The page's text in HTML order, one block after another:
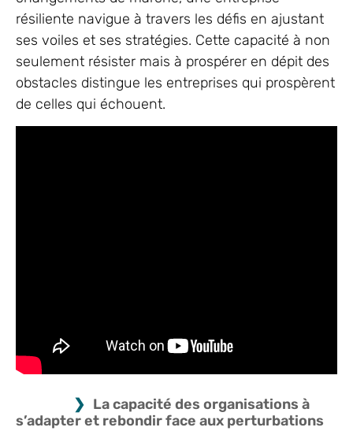
résiliente navigue à travers les défis en ajustant
ses voiles et ses stratégies. Cette capacité à non
seulement résister mais à prospérer en dépit des
obstacles distingue les entreprises qui prospèrent
de celles qui échouent.
La capacité des organisations à
s’adapter et rebondir face aux perturbations